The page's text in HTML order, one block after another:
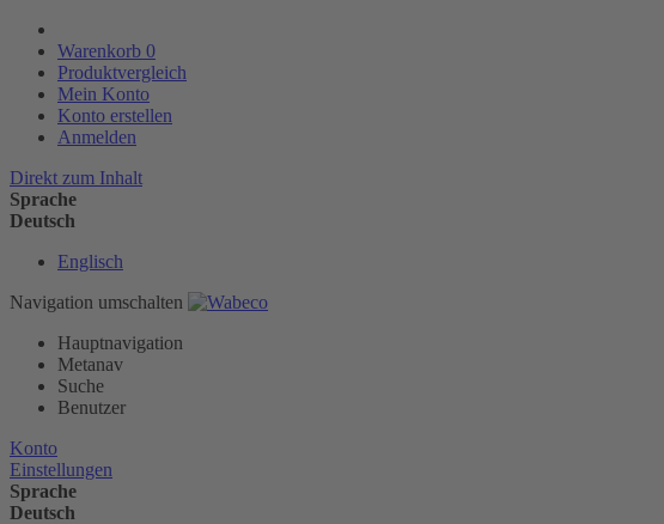
Warenkorb 0
Produktvergleich
Mein Konto
Konto erstellen
Anmelden
Direkt zum Inhalt
Sprache
Deutsch
Englisch
Navigation umschalten
Hauptnavigation
Metanav
Suche
Benutzer
Konto
Einstellungen
Sprache
Deutsch